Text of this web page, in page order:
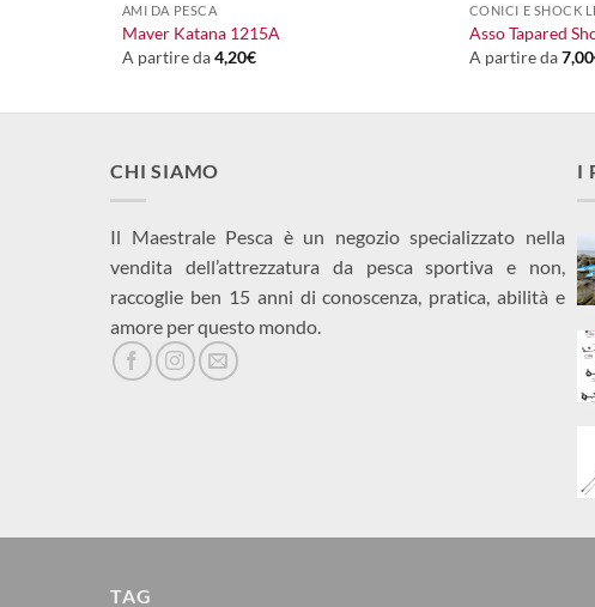
AMI DA PESCA
Maver Katana 1215A
A partire da4,20€
CONICI E SHOCK
Asso Tapared
A partire da7,00
CHI SIAMO
Il Maestrale Pesca è un negozio specializzato nella
vendita dell’attrezzatura da pesca sportiva e non,
raccoglie ben 15 anni di conoscenza, pratica, abilità e
amore per questo mondo.
I
TAG